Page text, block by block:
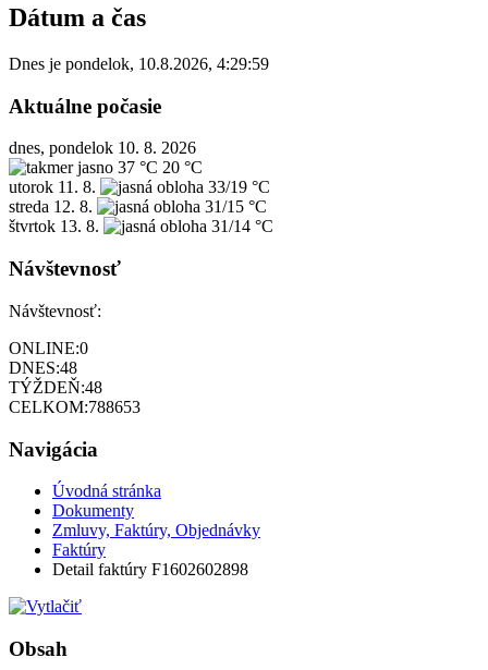
Dátum a čas
Dnes je pondelok, 10.8.2026, 4:29:59
Aktuálne počasie
dnes, pondelok 10. 8. 2026
37 °C 20 °C
utorok 11. 8.
33/19 °C
streda 12. 8.
31/15 °C
štvrtok 13. 8. 31/14 °C
Návštevnosť
Návštevnosť:
ONLINE:0
DNES:48
TÝŽDEŇ:48
CELKOM:788653
Navigácia
Úvodná stránka
Dokumenty
Zmluvy, Faktúry, Objednávky
Faktúry
Detail faktúry F1602602898
Obsah